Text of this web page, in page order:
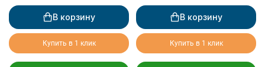
В корзину
Купить в 1 клик
В корзину
Купить в 1 клик